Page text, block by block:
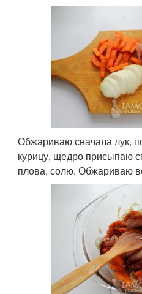
Обжариваю сначала лук,
курицу, щедро присыпаю
плова, солю. Обжариваю